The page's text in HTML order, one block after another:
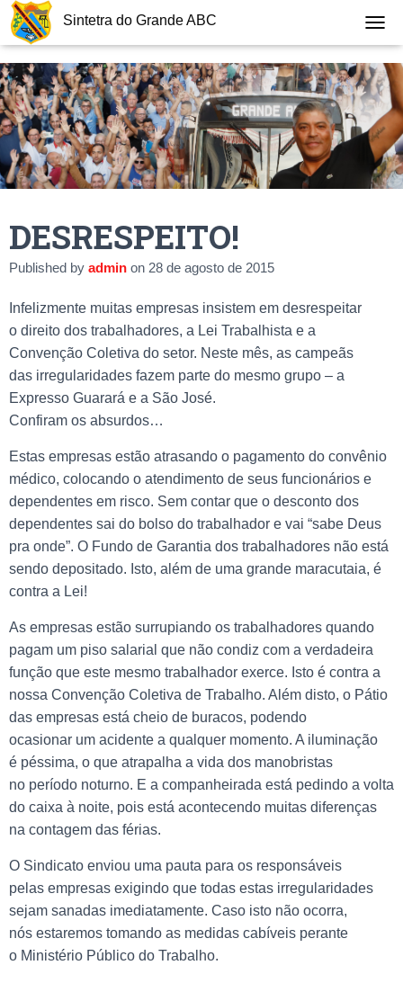
Sintetra do Grande ABC
G
G
L
E
N
A
V
I
DESRESPEITO!
Published by admin on 28 de agosto de 2015
Infelizmente muitas empresas insistem em desrespeitar
o direito dos trabalhadores, a Lei Trabalhista e a
Convenção Coletiva do setor. Neste mês, as campeãs
das irregularidades fazem parte do mesmo grupo – a
Expresso Guarará e a São José.
Confiram os absurdos…
Estas empresas estão atrasando o pagamento do convênio
médico, colocando o atendimento de seus funcionários e
dependentes em risco. Sem contar que o desconto dos
dependentes sai do bolso do trabalhador e vai “sabe Deus
pra onde”. O Fundo de Garantia dos trabalhadores não está
sendo depositado. Isto, além de uma grande maracutaia, é
contra a Lei!
As empresas estão surrupiando os trabalhadores quando
pagam um piso salarial que não condiz com a verdadeira
função que este mesmo trabalhador exerce. Isto é contra a
nossa Convenção Coletiva de Trabalho. Além disto, o Pátio
das empresas está cheio de buracos, podendo
ocasionar um acidente a qualquer momento. A iluminação
é péssima, o que atrapalha a vida dos manobristas
no período noturno. E a companheirada está pedindo a volta
do caixa à noite, pois está acontecendo muitas diferenças
na contagem das férias.
O Sindicato enviou uma pauta para os responsáveis
pelas empresas exigindo que todas estas irregularidades
sejam sanadas imediatamente. Caso isto não ocorra,
nós estaremos tomando as medidas cabíveis perante
o Ministério Público do Trabalho.